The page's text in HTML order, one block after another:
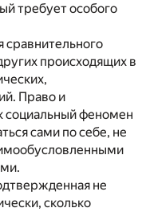
требует особого
сравнительного
происходящих в
Право и
социальный феномен
сами по себе, не
не
сколько